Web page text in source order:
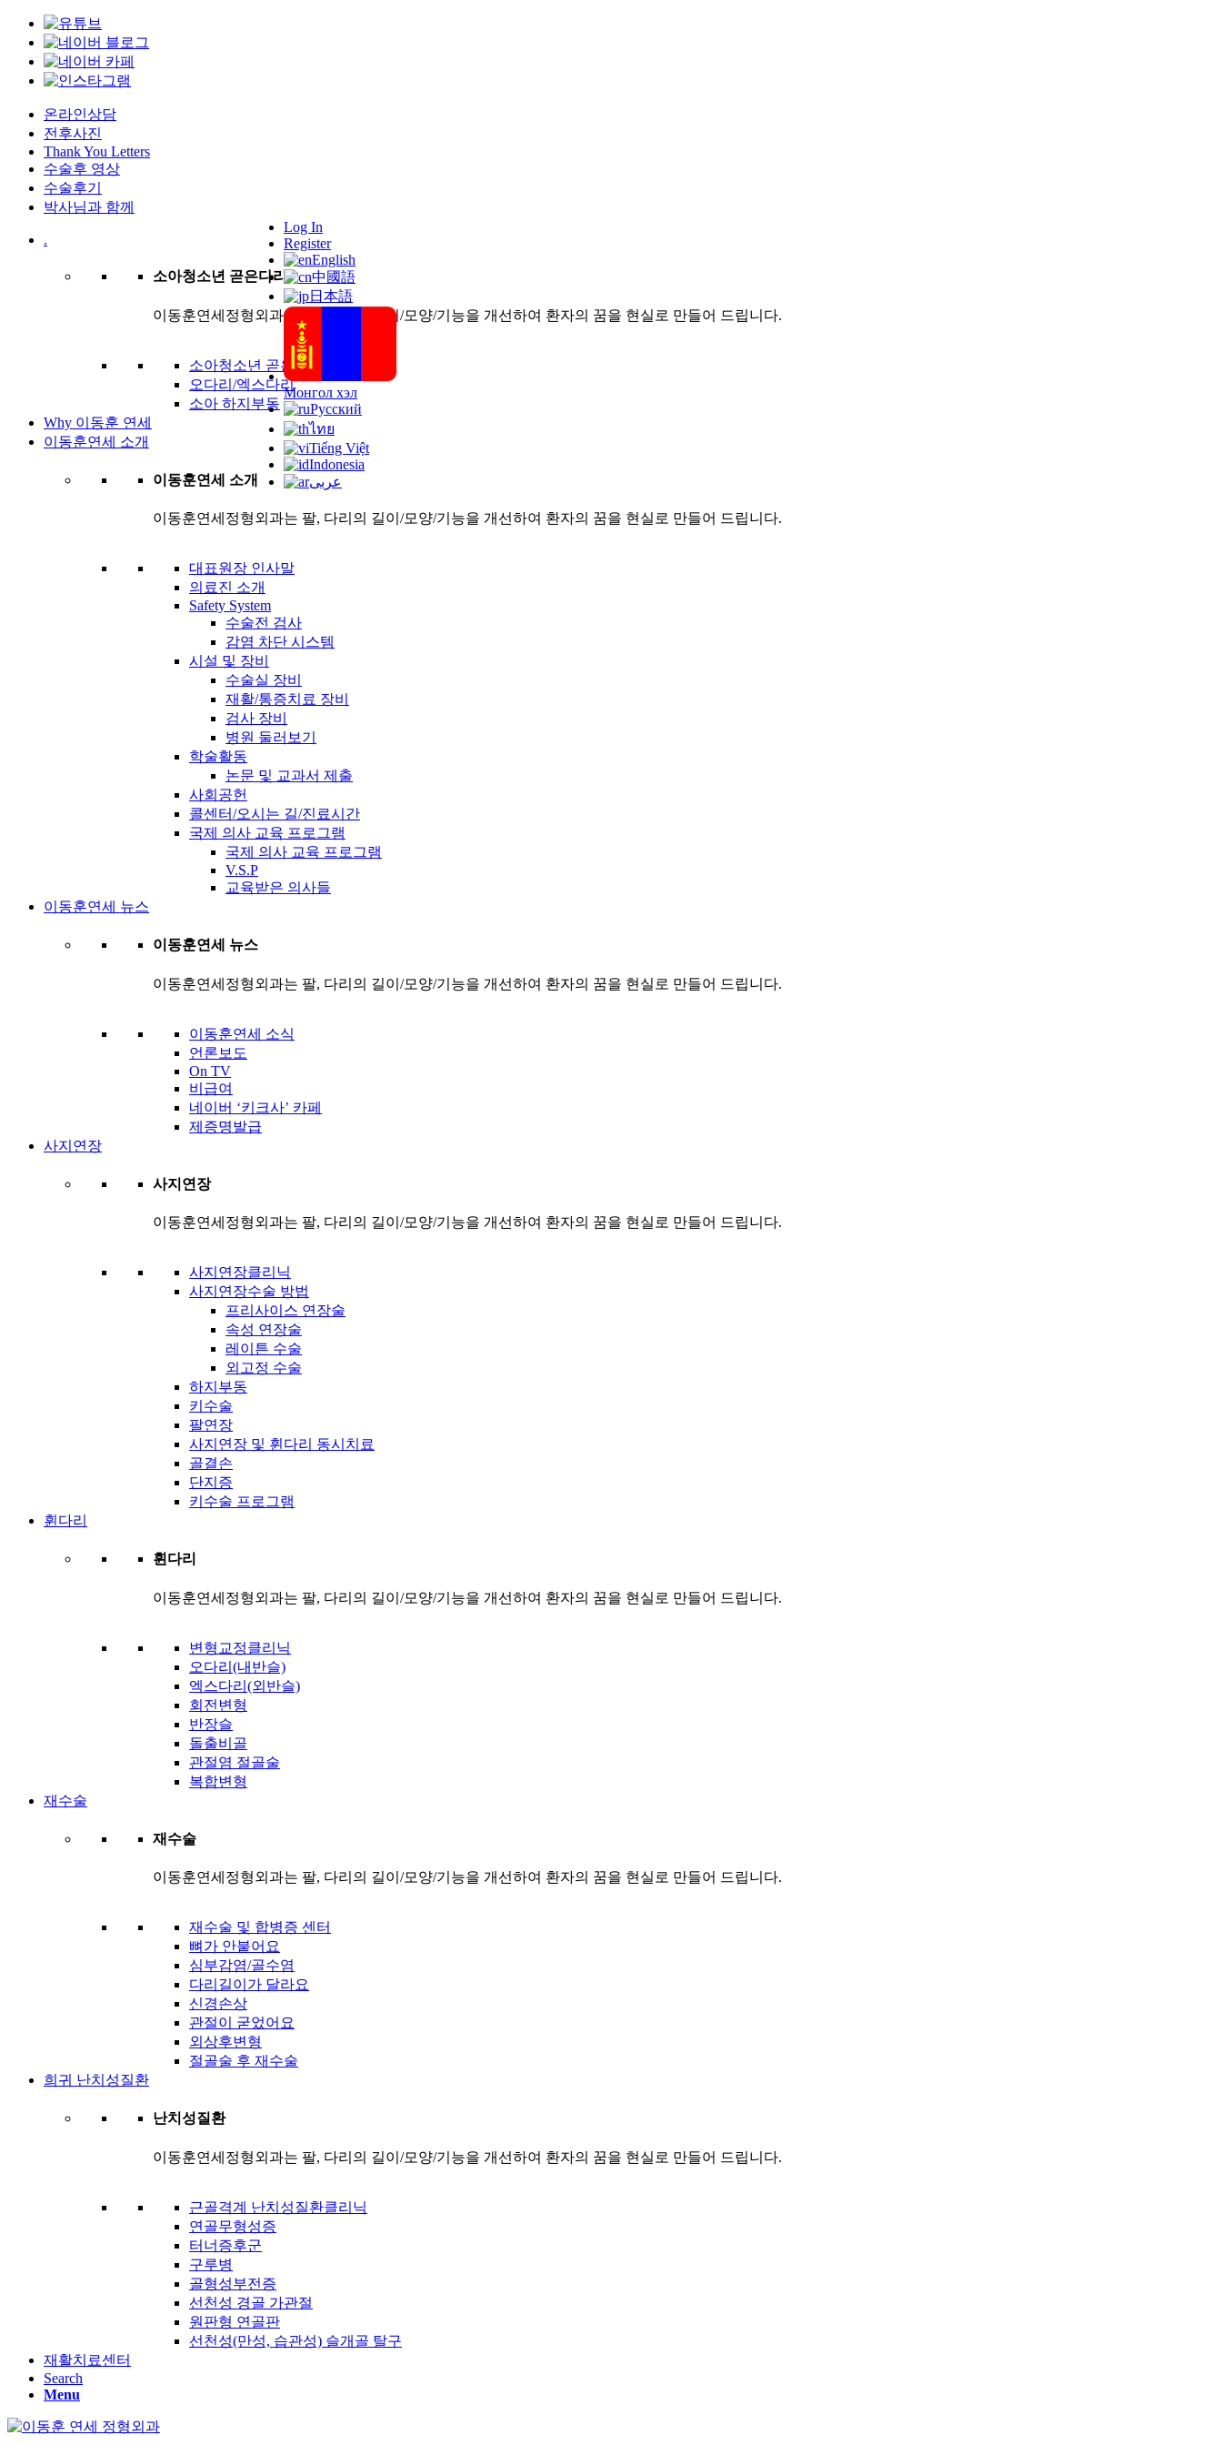
온라인상담
전후사진
Thank You Letters
수술후 영상
수술후기
박사님과 함께
Log In
Register
English
中國語
日本語
Монгол хэл
Русский
ไทย
Tiếng Việt
Indonesia
عربى
.
소아청소년 곧은다리
이동훈연세정형외과는 팔, 다리의 길이/모양/기능을 개선하여 환자의 꿈을 현실로 만들어 드립니다.
소아청소년 곧은다리 클리닉
오다리/엑스다리
소아 하지부동
Why 이동훈 연세
이동훈연세 소개
이동훈연세 소개
이동훈연세정형외과는 팔, 다리의 길이/모양/기능을 개선하여 환자의 꿈을 현실로 만들어 드립니다.
대표원장 인사말
의료진 소개
Safety System
수술전 검사
감염 차단 시스템
시설 및 장비
수술실 장비
재활/통증치료 장비
검사 장비
병원 둘러보기
학술활동
논문 및 교과서 제출
사회공헌
콜센터/오시는 길/진료시간
국제 의사 교육 프로그램
국제 의사 교육 프로그램
V.S.P
교육받은 의사들
이동훈연세 뉴스
이동훈연세 뉴스
이동훈연세정형외과는 팔, 다리의 길이/모양/기능을 개선하여 환자의 꿈을 현실로 만들어 드립니다.
이동훈연세 소식
언론보도
On TV
비급여
네이버 ‘키크사’ 카페
제증명발급
사지연장
사지연장
이동훈연세정형외과는 팔, 다리의 길이/모양/기능을 개선하여 환자의 꿈을 현실로 만들어 드립니다.
사지연장클리닉
사지연장수술 방법
프리사이스 연장술
속성 연장술
레이튼 수술
외고정 수술
하지부동
키수술
팔연장
사지연장 및 휜다리 동시치료
골결손
단지증
키수술 프로그램
휜다리
휜다리
이동훈연세정형외과는 팔, 다리의 길이/모양/기능을 개선하여 환자의 꿈을 현실로 만들어 드립니다.
변형교정클리닉
오다리(내반슬)
엑스다리(외반슬)
회전변형
반장슬
돌출비골
관절염 절골술
복합변형
재수술
재수술
이동훈연세정형외과는 팔, 다리의 길이/모양/기능을 개선하여 환자의 꿈을 현실로 만들어 드립니다.
재수술 및 합병증 센터
뼈가 안붙어요
심부감염/골수염
다리길이가 달라요
신경손상
관절이 굳었어요
외상후변형
절골술 후 재수술
희귀 난치성질환
난치성질환
이동훈연세정형외과는 팔, 다리의 길이/모양/기능을 개선하여 환자의 꿈을 현실로 만들어 드립니다.
근골격계 난치성질환클리닉
연골무형성증
터너증후군
구루병
골형성부전증
선천성 경골 가관절
원판형 연골판
선천성(만성, 습관성) 슬개골 탈구
재활치료센터
Search
Menu